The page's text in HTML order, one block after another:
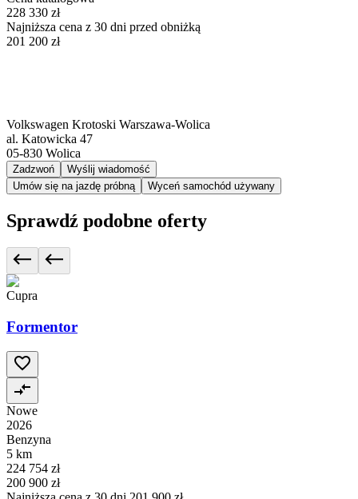
228 330 zł
Najniższa cena z 30 dni przed obniżką
201 200 zł
Volkswagen Krotoski Warszawa-Wolica
al. Katowicka 47
05-830 Wolica
Zadzwoń
Wyślij wiadomość
Umów się na jazdę próbną
Wyceń samochód używany
Sprawdź podobne oferty
Cupra
Formentor
Nowe
2026
Benzyna
5 km
224 754 zł
200 900 zł